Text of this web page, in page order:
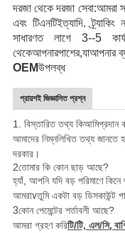
দরজা থেকে দরজা সেবা:আমরা
এবং টিএনটিইত্যাদি.
সাধারণত লাগে 3--5
থেকেআপনারপাশের,যাআপনার
OEMউপলব্ধ
প্রায়শই জিজ্ঞাসিত প্রশ্ন
1. বিস্তারিত তথ্য কিআমিপ্রদান
আমাদের নিম্নলিখিত তথ্য জানতে
দরকার।
2তোমার কি কোন ছাড় আছে?
হ্যাঁ, আপনি যদি বড় পরিমাণে
আমরাvতুমি একটা বড় ডিসকাউন্ট
3কোন পেমেন্টের শর্তাবলী আছে?
আমরা গ্রহণ করিটি/টি, এল/সি,